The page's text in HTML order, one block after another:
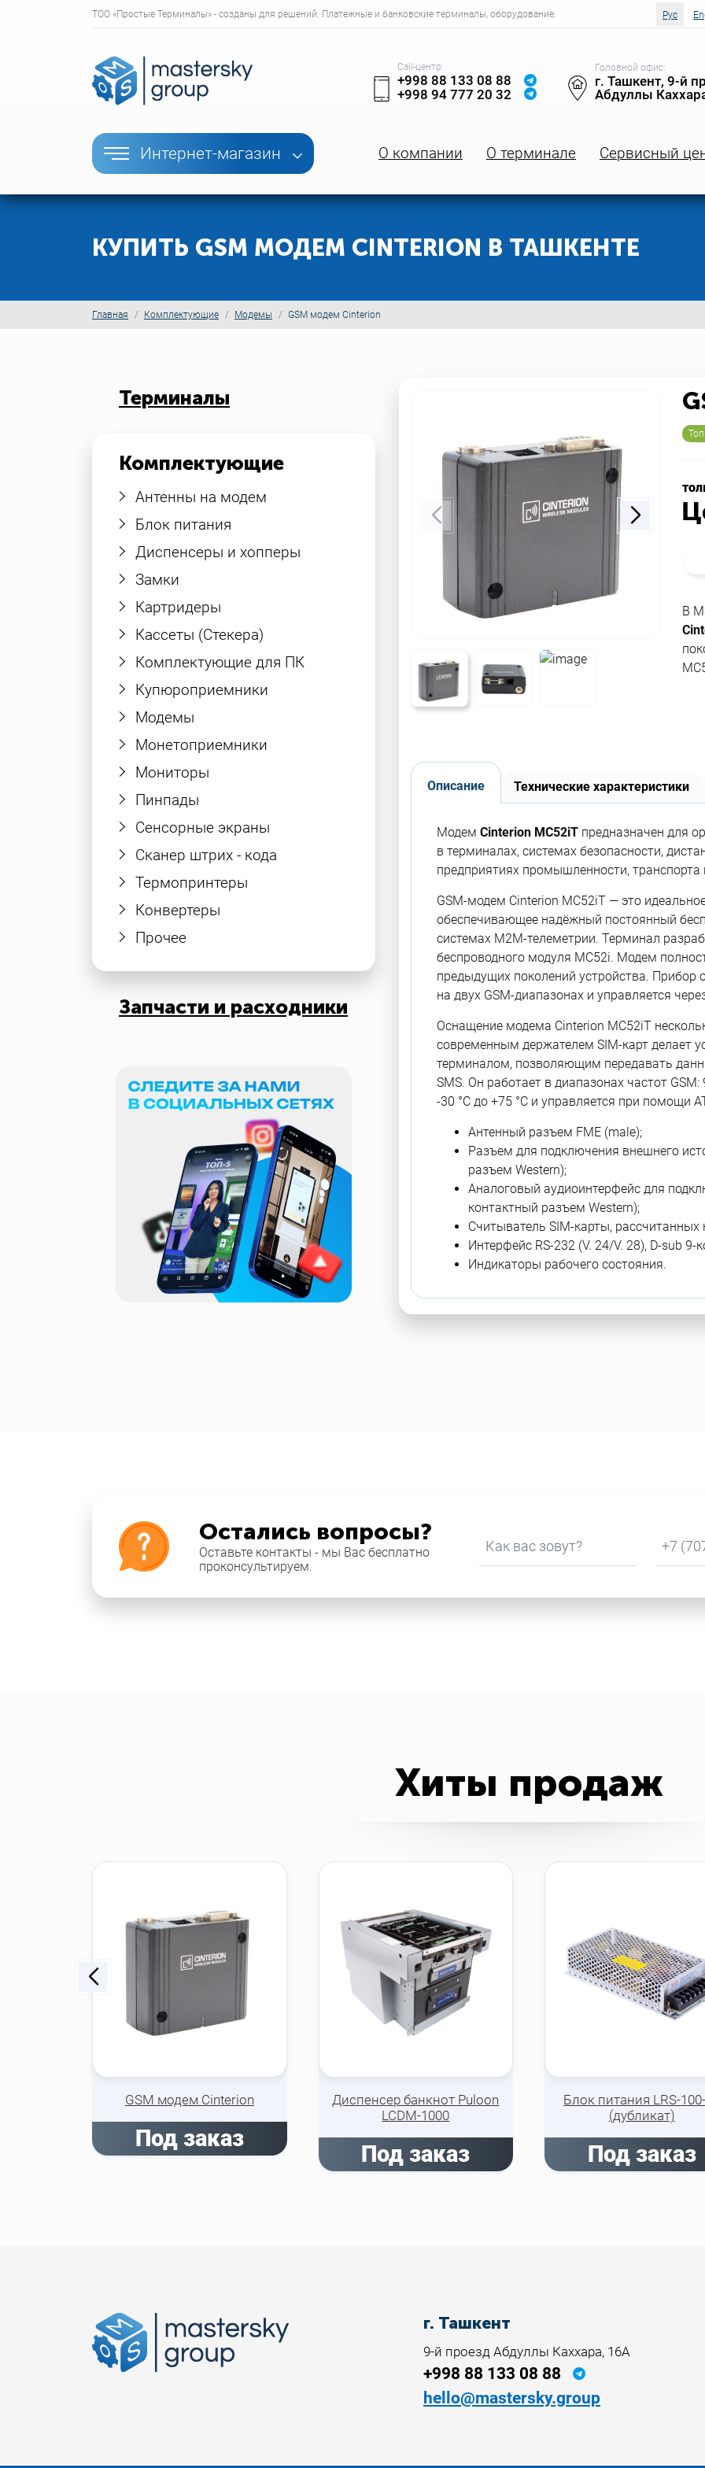
ТОО «Простые Терминалы» - созданы для решений. Платежные и банковские терминалы, оборудование. Рус
Call-центр:
+998 88 133 08 88
+998 94 777 20 32
Головной офис:
г. Ташкент, 9-й
Абдуллы
Интернет-магазин О компании О терминале Сервисный
КУПИТЬ GSM МОДЕМ CINTERION В ТАШКЕНТЕ
Главная Комплектующие Модемы GSM модем Cinterion
Терминалы
Комплектующие
Антенны на модем
Блок питания
Диспенсеры и хопперы
Замки
Картридеры
Кассеты (Стекера)
Комплектующие для ПК
Купюроприемники
Модемы
Монетоприемники
Мониторы
Пинпады
Сенсорные экраны
Сканер штрих - кода
Термопринтеры
Конвертеры
Прочее
Запчасти и расходники
В
Описание Технические характеристики
Модем Сinterion MC52iT предназначен для
в терминалах, системах безопасности,
предприятиях промышленности, транспорта
GSM-модем Сinterion MC52iT — это
обеспечивающее надёжный постоянный
системах М2М-телеметрии. Терминал
беспроводного модуля MC52i. Модем
предыдущих поколений устройства. Прибор
на двух GSM-диапазонах и управляется
Оснащение модема Сinterion MC52iT
современным держателем SIM-карт делает
терминалом, позволяющим передавать
SMS. Он работает в диапазонах частот
-30 °C до +75 °C и управляется при помощи
Антенный разъем FME (male);
Разъем для подключения внешнего
разъем Western);
Аналоговый аудиоинтерфейс для
контактный разъем Western);
Считыватель SIM-карты,
Интерфейс RS-232 (V. 24/V. 28), D-sub 9-
Индикаторы рабочего состояния.
Остались вопросы?
Оставьте контакты - мы Вас бесплатно
проконсультируем.
Хиты продаж
GSM модем Cinterion
Под заказ
Диспенсер банкнот Puloon
LCDM-1000
Под заказ
Блок питания LRS-
(дубликат)
Под заказ
г. Ташкент
9-й проезд Абдуллы Каххара, 16А
+998 88 133 08 88
hello@mastersky.group